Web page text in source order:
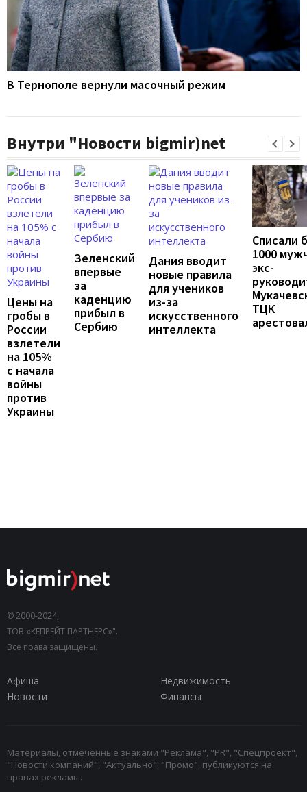
В Тернополе вернули масочный режим
Внутри "Новости bigmir)net
Цены на
гробы в
России
взлетели
на 105%
с начала
войны
против
Украины
Зеленский
впервые
за
каденцию
прибыл в
Сербию
Дания вводит
новые правила
для учеников
из-за
искусственного
интеллекта
Списали
1000
экс-
ТЦК
© 2000-2024,
ТОВ «КЕПРЕЙТ ПАРТНЕРС»".
Все права защищены.
Афиша
Недвижимость
Новости
Финансы
Материалы, отмеченные знаками "Реклама", "PR", "Спецпроект",
"Новости компаний", "Актуально", "Промо", публикуются на
правах рекламы.